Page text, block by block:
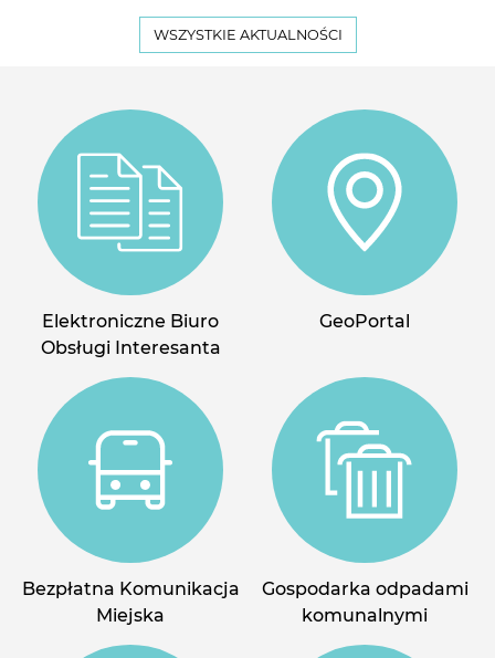
WSZYSTKIE AKTUALNOŚCI
Elektroniczne Biuro
Obsługi Interesanta
GeoPortal
Bezpłatna Komunikacja
Miejska
Gospodarka odpadami
komunalnymi